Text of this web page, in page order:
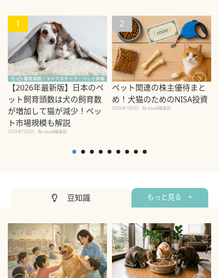
1
【2026年最新版】日本のペ
ット飼育頭数は犬の飼育数
が増加して猫が減少！ペッ
ト市場規模も解説
2026年7月3日 By equall編集部
2
ペット関連の株主優待まと
め！犬猫のためのNISA投資
2026年7月6日 By equall編集部
豆知識 もっと見る +